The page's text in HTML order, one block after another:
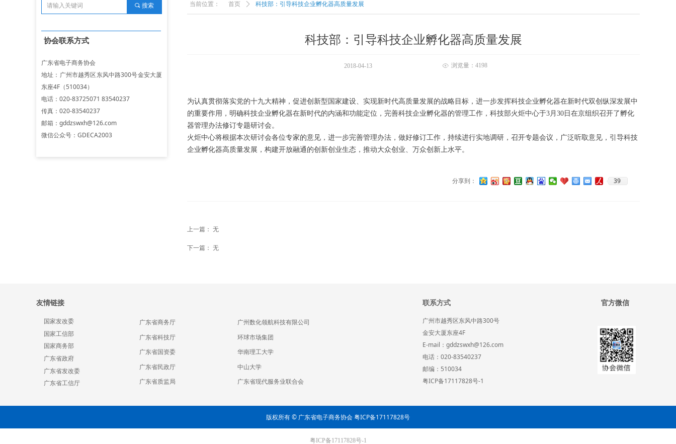
科技部：引导科技企业孵化器高质量发展
首页 ꄲ 科技部：引导科技企业孵化器高质量发展
为认真贯彻落实党的十九大精神，促进创新型国家建设、实现新时代高质量发展的战略目标，进一步发挥科技企业孵化器在新时代双创纵深发展中
的重要作用，明确科技企业孵化器在新时代的内涵和功能定位，完善科技企业孵化器的管理工作，科技部火炬中心于3月30日在京组织召开了孵化
器管理办法修订专题研讨会。
火炬中心将根据本次研讨会各位专家的意见，进一步完善管理办法，做好修订工作，持续进行实地调研，召开专题会议，广泛听取意见，引导科技
企业孵化器高质量发展，构建开放融通的创新创业生态，推动大众创业、万众创新上水平。
2018-04-13 ꁖ 浏览量： 4198
上一篇： 无
下一篇： 无
当前位置：
分享到： 39
广东省电子商务协会
地址：广州市越秀区东风中路300号金安大厦
东座4F（510034）
电话：020-83725071 83540237
传真：020-83540237
邮箱：gddzswxh@126.com
微信公众号：GDECA2003
协会联系方式
끠 搜索
友情链接
国家发改委
国家工信部
国家商务部
广东省政府
广东省发改委
广东省工信厅
广东省商务厅
广东省科技厅
广东省国资委
广东省民政厅
广东省质监局
广州数化领航科技有限公司
环球市场集团
华南理工大学
中山大学
广东省现代服务业联合会
联系方式
广州市越秀区东风中路300号
金安大厦东座4F
E-mail：gddzswxh@126.com
电话：020-83540237
邮编：510034
粤ICP备17117828号-1
官方微信
版权所有© 广东省电子商务协会粤ICP备17117828号
粤ICP备17117828号-1